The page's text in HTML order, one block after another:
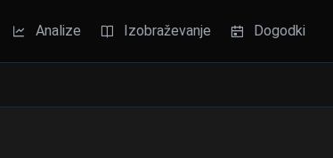
Analize Izobraževanje Dogodki